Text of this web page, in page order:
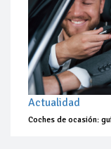
Actualidad
Coches de ocasión: